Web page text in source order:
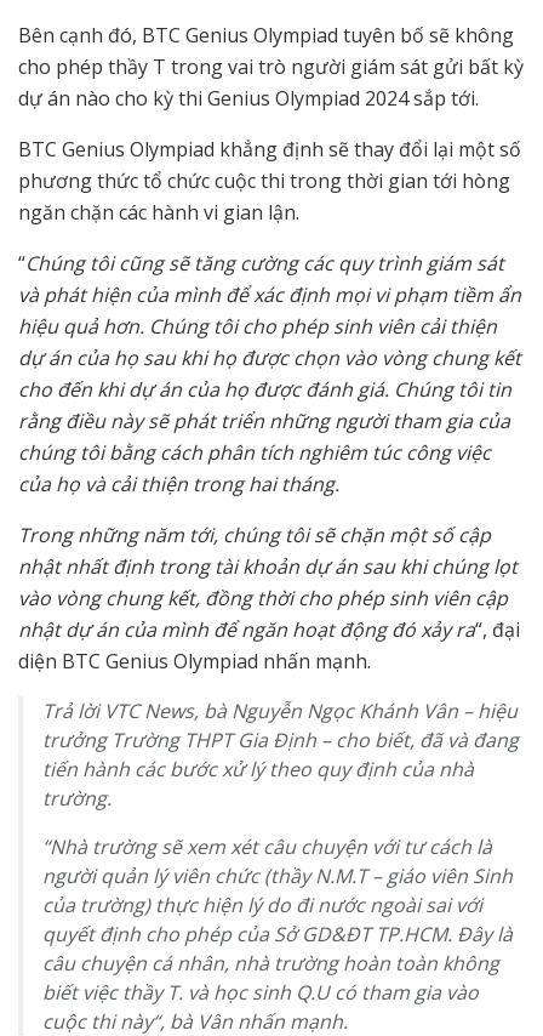
Bên cạnh đó, BTC Genius Olympiad tuyên bố sẽ không
cho phép thầy T trong vai trò người giám sát gửi bất kỳ
dự án nào cho kỳ thi Genius Olympiad 2024 sắp tới.
BTC Genius Olympiad khẳng định sẽ thay đổi lại một số
phương thức tổ chức cuộc thi trong thời gian tới hòng
ngăn chặn các hành vi gian lận.
“Chúng tôi cũng sẽ tăng cường các quy trình giám sát
và phát hiện của mình để xác định mọi vi phạm tiềm ẩn
hiệu quả hơn. Chúng tôi cho phép sinh viên cải thiện
dự án của họ sau khi họ được chọn vào vòng chung kết
cho đến khi dự án của họ được đánh giá. Chúng tôi tin
rằng điều này sẽ phát triển những người tham gia của
chúng tôi bằng cách phân tích nghiêm túc công việc
của họ và cải thiện trong hai tháng.
Trong những năm tới, chúng tôi sẽ chặn một số cập
nhật nhất định trong tài khoản dự án sau khi chúng lọt
vào vòng chung kết, đồng thời cho phép sinh viên cập
nhật dự án của mình để ngăn hoạt động đó xảy ra“, đại
diện BTC Genius Olympiad nhấn mạnh.
Trả lời VTC News, bà Nguyễn Ngọc Khánh Vân – hiệu
trưởng Trường THPT Gia Định – cho biết, đã và đang
tiến hành các bước xử lý theo quy định của nhà
trường.
“Nhà trường sẽ xem xét câu chuyện với tư cách là
người quản lý viên chức (thầy N.M.T – giáo viên Sinh
của trường) thực hiện lý do đi nước ngoài sai với
quyết định cho phép của Sở GD&ĐT TP.HCM. Đây là
câu chuyện cá nhân, nhà trường hoàn toàn không
biết việc thầy T. và học sinh Q.U có tham gia vào
cuộc thi này“, bà Vân nhấn mạnh.